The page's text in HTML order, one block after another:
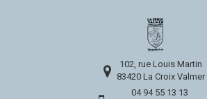
102, rue Louis Martin
83420 La Croix Valmer
04 94 55 13 13